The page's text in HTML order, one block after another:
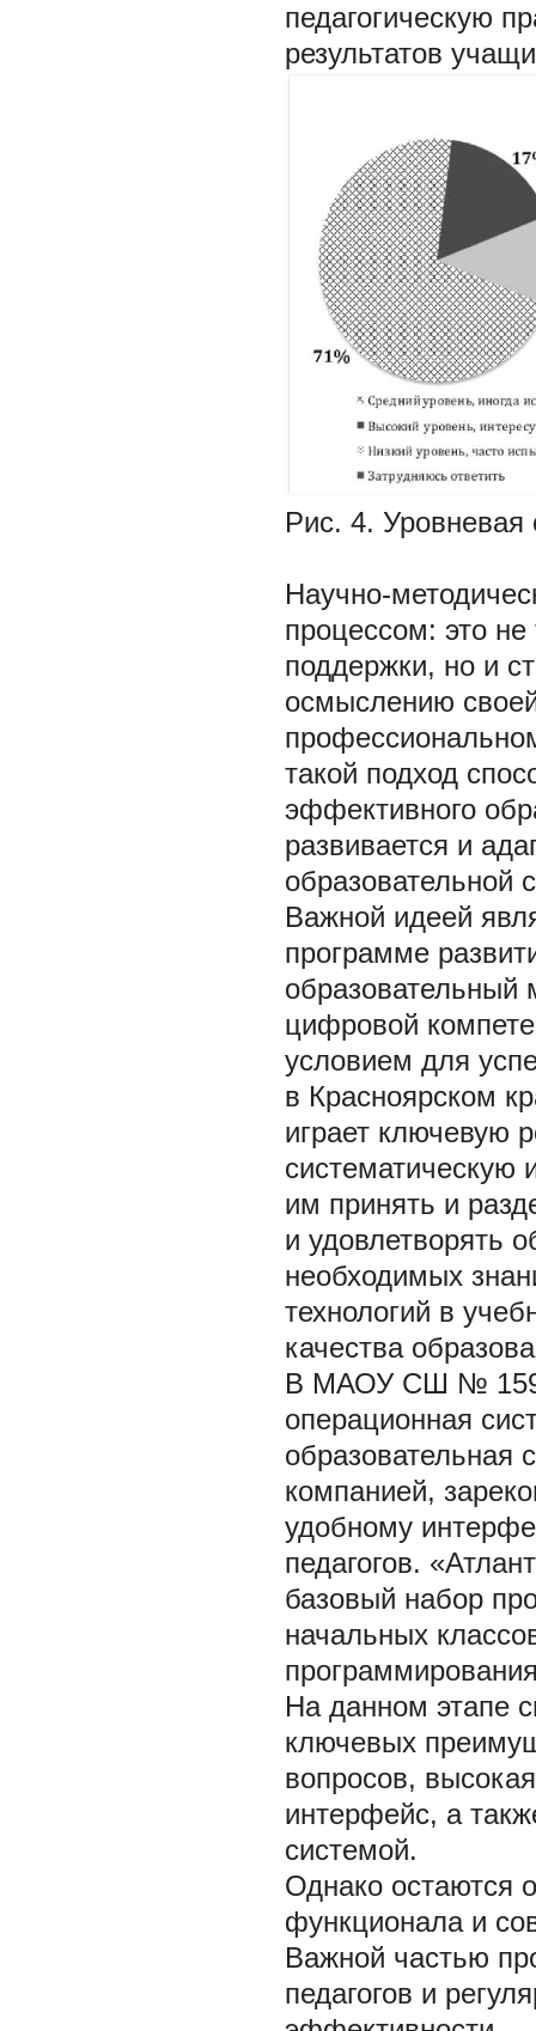
педагогическую
результатов
Рис. 4. Уровневая
Научно-
процессом: это
поддержки, но и
осмыслению
такой подход
эффективного
развивается и
образовательной
Важной идеей
программе
цифровой
условием для
в Красноярском
играет ключевую
систематическую
им принять и
и удовлетворять
необходимых
технологий в
качества
В МАОУ СШ № 159
операционная
образовательная
компанией,
удобному
педагогов.
базовый набор
начальных
На данном этапе
ключевых
вопросов,
интерфейс, а
системой.
Однако остаются
функционала и
Важной частью
педагогов и